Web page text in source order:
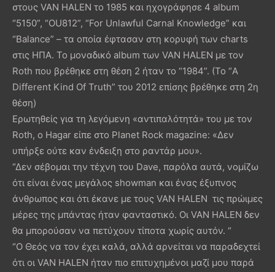
στους VAN HALEN το 1985 και ηχογράφησε 4 album
“5150”, “OU812”, “For Unlawful Carnal Knowledge” και
“Balance” – τα οποία έφτασαν στη κορυφή των charts
στις ΗΠΑ. Το μοναδικό album των VAN HALEN με τον
Roth που βρέθηκε στη θέση 2 ήταν το “1984”. (Το “A
Different Kind Of Truth” του 2012 επίσης βρέθηκε στη 2η
θέση)
Ερωτηθείς για τη λεγόμενη «αντιπαλότητά» του με τον
Roth, ο Hagar είπε στο Planet Rock magazine: «Δεν
υπήρξε ούτε καν ένδειξη στο ραντάρ μου».
“Δεν σέβομαι την τέχνη του Dave, παρόλα αυτά, νομίζω
ότι είναι ένας μεγάλος showman και ένας έξυπνος
άνθρωπος και ότι έκανε με τους VAN HALEN τις πρώιμες
μέρες της μπάντας ήταν φανταστικό. Οι VAN HALEN δεν
θα μπορούσαν να πετύχουν τίποτα χωρίς αυτόν. “
“Ο Θεός να τον έχει καλά, αλλά αρνείται να παραδεχτεί
ότι οι VAN HALEN ήταν πιο επιτυχημένοι μαζί μου παρά